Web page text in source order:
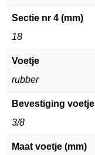
Sectie nr 4 (mm)
18
Voetje
rubber
Bevestiging voetje
3/8
Maat voetje (mm)